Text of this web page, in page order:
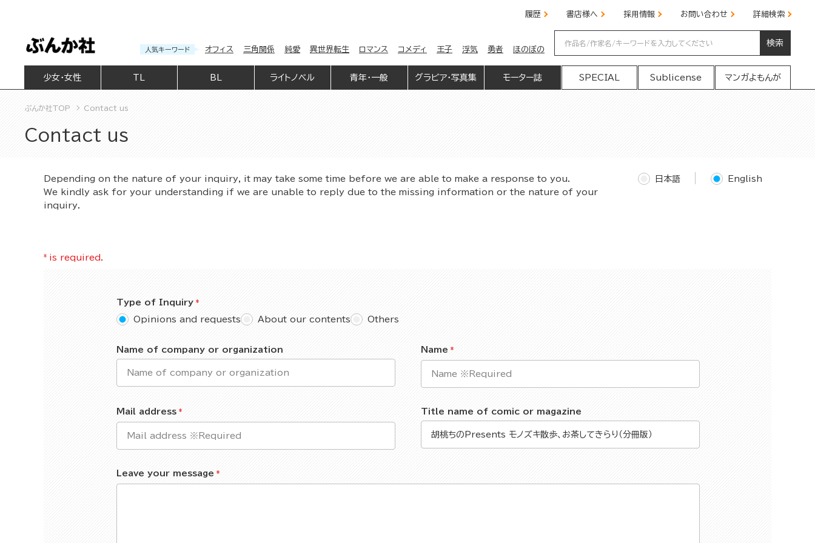
履歴 書店様へ 採用情報 お問い合わせ 詳細検索
人気キーワード オフィス 三角関係 純愛 異世界転生 ロマンス コメディ 王子 浮気 勇者 ほのぼの
検索
少女・女性 BL ライトノベル 青年・一般 グラビア・写真集 モーター誌 SPECIAL Sublicense マンガよもんが
ぶんか社TOP Contact us
Contact us
Depending on the nature of your inquiry, it may take some time before we are able to make a response to you.
We kindly ask for your understanding if we are unable to reply due to the missing information or the nature of your
inquiry.
日本語 English
* is required.
Type of Inquiry
Opinions and requests
About our contents Others
Name of company or organization Name
Mail address Title name of comic or magazine
Leave your message